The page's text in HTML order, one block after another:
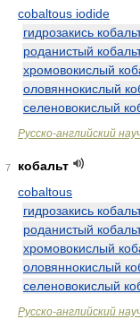
cobaltous iodide
гидрозакись
роданистый
хромовокислый
оловяннокислый
селеновокислый
Русско-английский
7
кобальт
cobaltous
гидрозакись
роданистый
хромовокислый
оловяннокислый
селеновокислый
Русско-английский